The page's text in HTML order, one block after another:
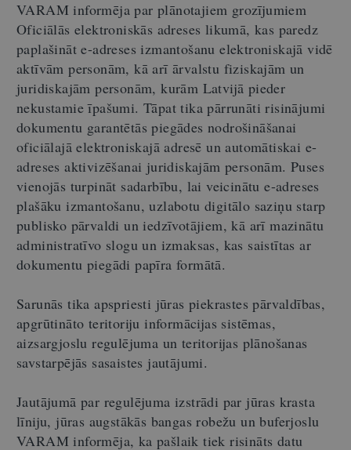
VARAM informēja par plānotajiem grozījumiem
Oficiālās elektroniskās adreses likumā, kas paredz
paplašināt e-adreses izmantošanu elektroniskajā vidē
aktīvām personām, kā arī ārvalstu fiziskajām un
juridiskajām personām, kurām Latvijā pieder
nekustamie īpašumi. Tāpat tika pārrunāti risinājumi
dokumentu garantētās piegādes nodrošināšanai
oficiālajā elektroniskajā adresē un automātiskai e-
adreses aktivizēšanai juridiskajām personām. Puses
vienojās turpināt sadarbību, lai veicinātu e-adreses
plašāku izmantošanu, uzlabotu digitālo saziņu starp
publisko pārvaldi un iedzīvotājiem, kā arī mazinātu
administratīvo slogu un izmaksas, kas saistītas ar
dokumentu piegādi papīra formātā.
Sarunās tika apspriesti jūras piekrastes pārvaldības,
apgrūtināto teritoriju informācijas sistēmas,
aizsargjoslu regulējuma un teritorijas plānošanas
savstarpējās sasaistes jautājumi.
Jautājumā par regulējuma izstrādi par jūras krasta
līniju, jūras augstākās bangas robežu un buferjoslu
VARAM informēja, ka pašlaik tiek risināts datu